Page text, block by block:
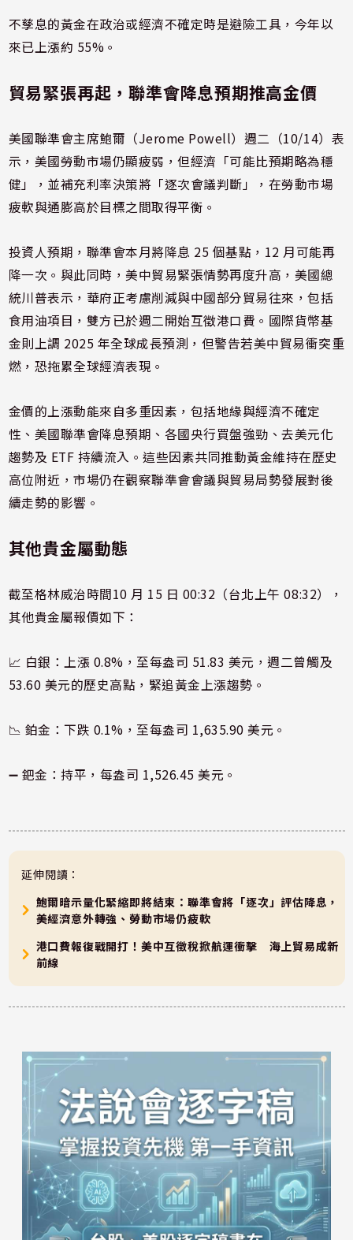
不孳息的黃金在政治或經濟不確定時是避險工具，今年以
來已上漲約 55%。
貿易緊張再起，聯準會降息預期推高金價
美國聯準會主席鮑爾（Jerome Powell）週二（10/14）表
示，美國勞動市場仍顯疲弱，但經濟「可能比預期略為穩
健」，並補充利率決策將「逐次會議判斷」，在勞動市場
疲軟與通膨高於目標之間取得平衡。
投資人預期，聯準會本月將降息 25 個基點，12 月可能再
降一次。與此同時，美中貿易緊張情勢再度升高，美國總
統川普表示，華府正考慮削減與中國部分貿易往來，包括
食用油項目，雙方已於週二開始互徵港口費。國際貨幣基
金則上調 2025 年全球成長預測，但警告若美中貿易衝突重
燃，恐拖累全球經濟表現。
金價的上漲動能來自多重因素，包括地緣與經濟不確定
性、美國聯準會降息預期、各國央行買盤強勁、去美元化
趨勢及 ETF 持續流入。這些因素共同推動黃金維持在歷史
高位附近，市場仍在觀察聯準會會議與貿易局勢發展對後
續走勢的影響。
其他貴金屬動態
截至格林威治時間10 月 15 日 00:32（台北上午 08:32），
其他貴金屬報價如下：
📈 白銀：上漲 0.8%，至每盎司 51.83 美元，週二曾觸及
53.60 美元的歷史高點，緊追黃金上漲趨勢。
📉 鉑金：下跌 0.1%，至每盎司 1,635.90 美元。
➖ 鈀金：持平，每盎司 1,526.45 美元。
延伸閱讀：
鮑爾暗示量化緊縮即將結束：聯準會將「逐次」評估降息，
美經濟意外轉強、勞動市場仍疲軟
港口費報復戰開打！美中互徵稅掀航運衝擊 海上貿易成新
前線